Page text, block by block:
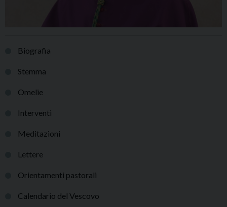
Biografia
Stemma
Omelie
Interventi
Meditazioni
Lettere
Orientamenti pastorali
Calendario del Vescovo